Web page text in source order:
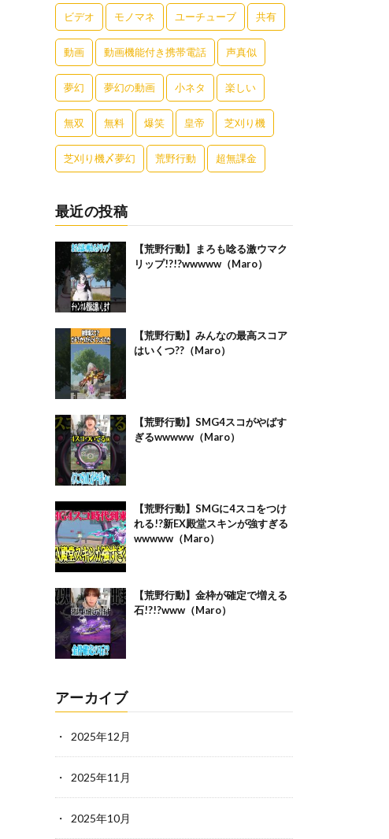
ビデオ モノマネ ユーチューブ 共有
動画 動画機能付き携帯電話 声真似
夢幻 夢幻の動画 小ネタ 楽しい
無双 無料 爆笑 皇帝 芝刈り機
芝刈り機〆夢幻 荒野行動 超無課金
最近の投稿
【荒野行動】まろも唸る激ウマク
リップ!?!?wwwww（Maro）
【荒野行動】みんなの最高スコア
はいくつ??（Maro）
【荒野行動】SMG4スコがやばす
ぎるwwwww（Maro）
【荒野行動】SMGに4スコをつけ
れる!?新EX殿堂スキンが強すぎる
wwwww（Maro）
【荒野行動】金枠が確定で増える
石!?!?www（Maro）
アーカイブ
2025年12月
2025年11月
2025年10月